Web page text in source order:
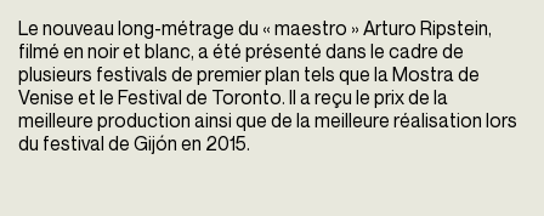
Le nouveau long-métrage du « maestro » Arturo Ripstein,
filmé en noir et blanc, a été présenté dans le cadre de
plusieurs festivals de premier plan tels que la Mostra de
Venise et le Festival de Toronto. Il a reçu le prix de la
meilleure production ainsi que de la meilleure réalisation lors
du festival de Gijón en 2015.